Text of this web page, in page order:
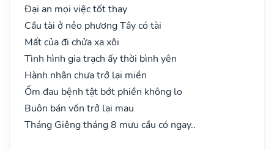
Đại an mọi việc tốt thay
Cầu tài ở nẻo phương Tây có tài
Mất của đi chửa xa xôi
Tình hình gia trạch ấy thời bình yên
Hành nhân chưa trở lại miền
Ốm đau bệnh tật bớt phiền không lo
Buôn bán vốn trở lại mau
Tháng Giêng tháng 8 mưu cầu có ngay..